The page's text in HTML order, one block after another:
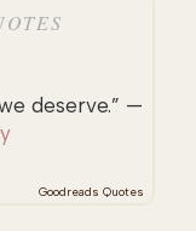
deserve.” —
Goodreads Quotes